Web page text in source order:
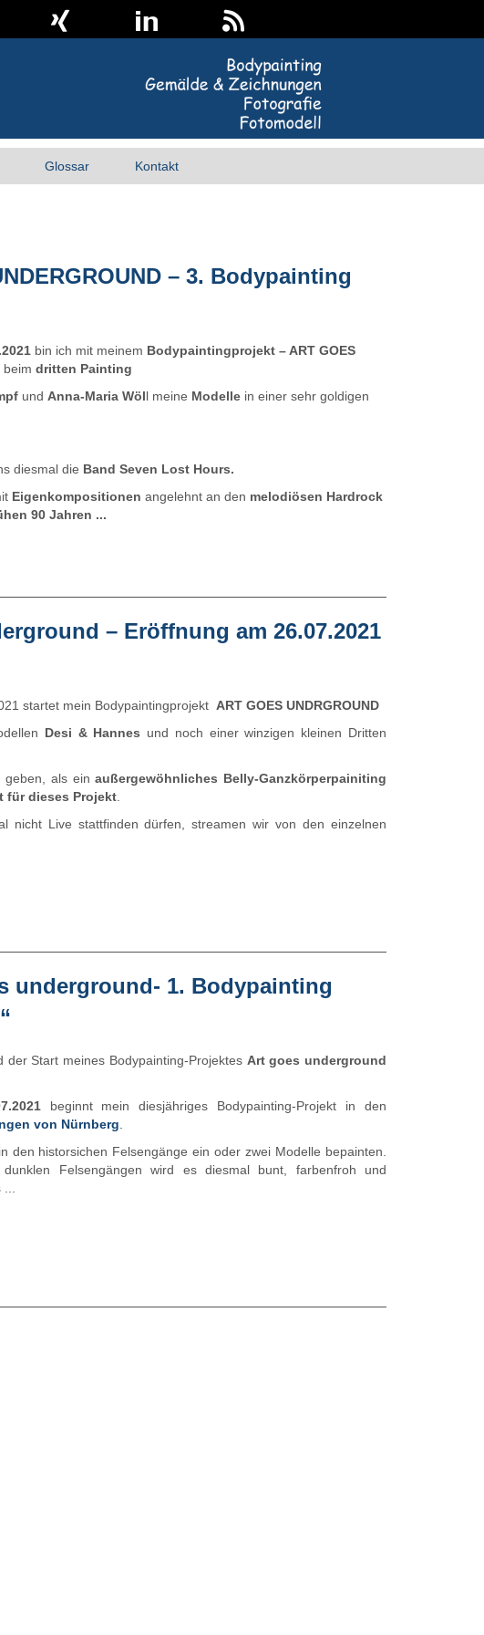
Glossar Kontakt
– 3. Bodypainting
bin ich mit meinem Bodypaintingprojekt – ART GOES
beim dritten Painting
und Anna-Maria Wöll meine Modelle in einer sehr goldigen
diesmal die Band Seven Lost Hours.
Eigenkompositionen angelehnt an den melodiösen Hardrock
90 Jahren ...
– Eröffnung am 26.07.2021
startet mein Bodypaintingprojekt ART GOES UNDRGROUND
Desi & Hannes und noch einer winzigen kleinen Dritten
geben, als einaußergewöhnliches Belly-Ganzkörperpainiting
für dieses Projekt
nicht Live stattfinden dürfen, streamen wir von den einzelnen
underground- 1. Bodypainting
der Start meines Bodypainting-Projektes Art goes underground
beginnt mein diesjähriges Bodypainting-Projekt in den
von Nürnberg
den historsichen Felsengänge ein oder zwei Modelle bepainten.
Felsengängen wird es diesmal bunt, farbenfroh und